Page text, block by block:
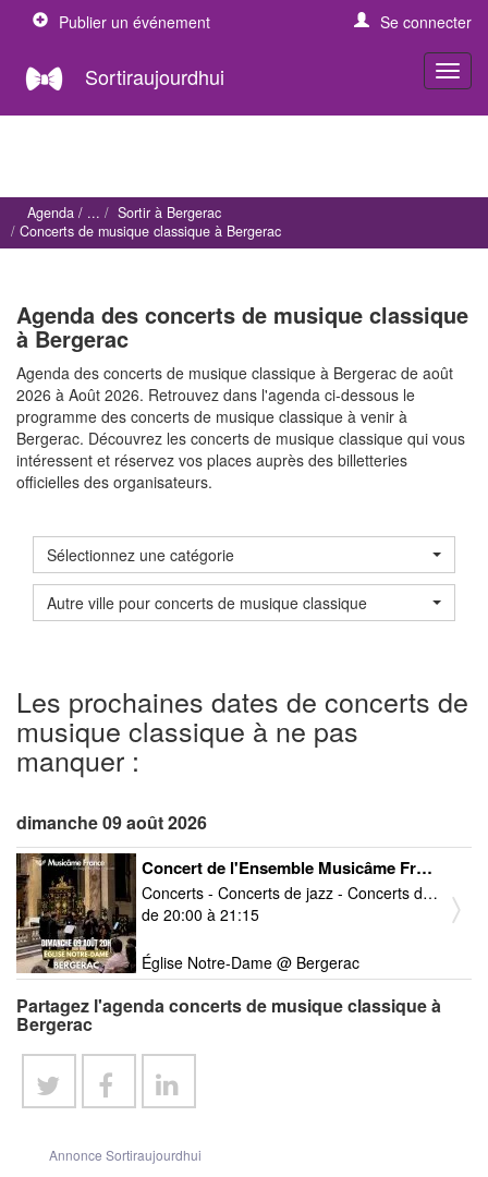
Publier un événement Se connecter
Sortiraujourdhui
Agenda
Sortir à Bergerac
Concerts de musique classique à Bergerac
Agenda des concerts de musique classique
à Bergerac
Agenda des concerts de musique classique à Bergerac de août
2026 à Août 2026. Retrouvez dans l'agenda ci-dessous le
programme des concerts de musique classique à venir à
Bergerac. Découvrez les concerts de musique classique qui vous
intéressent et réservez vos places auprès des billetteries
officielles des organisateurs.
Sélectionnez une catégorie
Autre ville pour concerts de musique classique
Les prochaines dates de concerts de
musique classique à ne pas
manquer :
dimanche 09 août 2026
Concert de l'Ensemble Musicâme France : Ravel, Debussy, Kreisler, Cantemir, Mozart...
Concerts - Concerts de jazz - Concerts de musique baroque - Concerts de musique classique
de 20:00 à 21:15
Église Notre-Dame @ Bergerac
Partagez l'agenda concerts de musique classique à
Bergerac
Annonce Sortiraujourdhui